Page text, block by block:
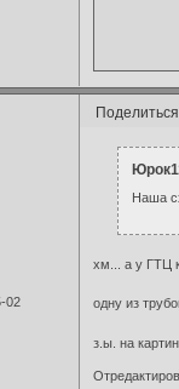
Поделиться
02
Наша
хм... а у ГТЦ
одну из
з.ы. на